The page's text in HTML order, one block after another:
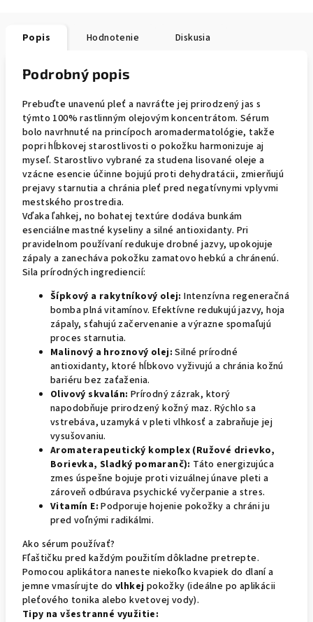
Popis Hodnotenie Diskusia
Podrobný popis
Prebuďte unavenú pleť a navráťte jej prirodzený jas s
týmto 100% rastlinným olejovým koncentrátom. Sérum
bolo navrhnuté na princípoch aromadermatológie, takže
popri hĺbkovej starostlivosti o pokožku harmonizuje aj
myseľ. Starostlivo vybrané za studena lisované oleje a
vzácne esencie účinne bojujú proti dehydratácii, zmierňujú
prejavy starnutia a chránia pleť pred negatívnymi vplyvmi
mestského prostredia.
Vďaka ľahkej, no bohatej textúre dodáva bunkám
esenciálne mastné kyseliny a silné antioxidanty. Pri
pravidelnom používaní redukuje drobné jazvy, upokojuje
zápaly a zanecháva pokožku zamatovo hebkú a chránenú.
Sila prírodných ingrediencií:
Šípkový a rakytníkový olej: Intenzívna regeneračná
bomba plná vitamínov. Efektívne redukujú jazvy, hoja
zápaly, sťahujú začervenanie a výrazne spomaľujú
proces starnutia.
Malinový a hroznový olej: Silné prírodné
antioxidanty, ktoré hĺbkovo vyživujú a chránia kožnú
bariéru bez zaťaženia.
Olivový skvalán: Prírodný zázrak, ktorý
napodobňuje prirodzený kožný maz. Rýchlo sa
vstrebáva, uzamyká v pleti vlhkosť a zabraňuje jej
vysušovaniu.
Aromaterapeutický komplex (Ružové drievko,
Borievka, Sladký pomaranč): Táto energizujúca
zmes úspešne bojuje proti vizuálnej únave pleti a
zároveň odbúrava psychické vyčerpanie a stres.
Vitamín E: Podporuje hojenie pokožky a chráni ju
pred voľnými radikálmi.
Ako sérum používať?
Fľaštičku pred každým použitím dôkladne pretrepte.
Pomocou aplikátora naneste niekoľko kvapiek do dlaní a
jemne vmasírujte dovlhkej pokožky (ideálne po aplikácii
pleťového tonika alebo kvetovej vody).
Tipy na všestranné využitie: